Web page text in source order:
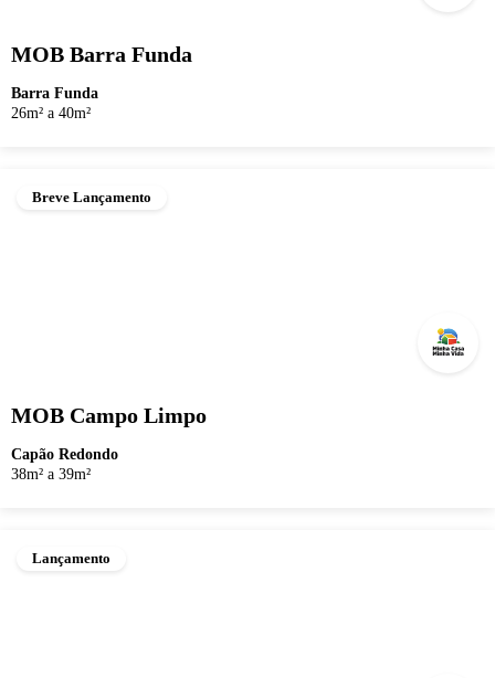
MOB Barra Funda
Barra Funda
26m² a 40m²
Breve Lançamento
MOB Campo Limpo
Capão Redondo
38m² a 39m²
Lançamento